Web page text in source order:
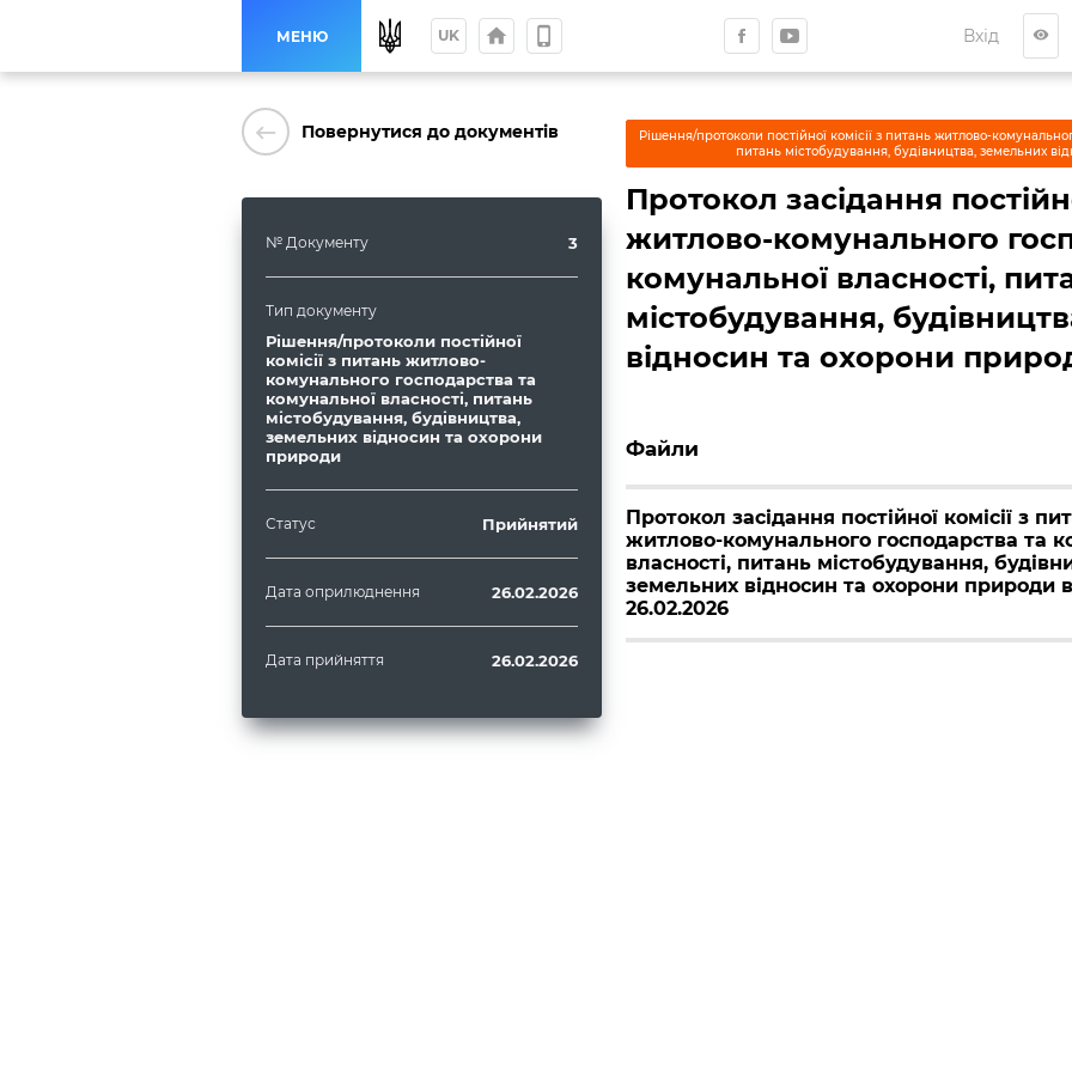
МЕНЮ UK home phone_iphone Вхід visibility
keyboard_backspace Повернутися до документів
№ Документу 3
Тип документу
Рішення/протоколи постійної
комісії з питань житлово-
комунального господарства та
комунальної власності, питань
містобудування, будівництва,
земельних відносин та охорони
природи
Статус Прийнятий
Дата оприлюднення 26.02.2026
Дата прийняття 26.02.2026
Рішення/протоколи постійної комісії з питань житлово-
питань містобудування, будівництва, земельних
Протокол засідання
житлово-комунального
комунальної власності,
містобудування,
відносин та охорони
Файли
Протокол засідання постійної комісії з
житлово-комунального господарства та
власності, питань містобудування,
земельних відносин та охорони природи
26.02.2026